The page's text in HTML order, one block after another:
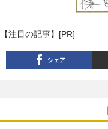
【注目の記事】[PR]
シェア